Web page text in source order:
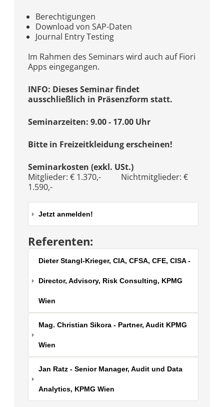
Berechtigungen
Download von SAP-Daten
Journal Entry Testing
Im Rahmen des Seminars wird auch auf Fiori
Apps eingegangen.
INFO: Dieses Seminar findet
ausschließlich in Präsenzform statt.
Seminarzeiten: 9.00 - 17.00 Uhr
Bitte in Freizeitkleidung erscheinen!
Seminarkosten (exkl. USt.)
Mitglieder: € 1.370,- Nichtmitglieder: €
1.590,-
Jetzt anmelden!
Referenten:
Dieter Stangl-Krieger, CIA, CFSA, CFE, CISA -
Director, Advisory, Risk Consulting, KPMG
Wien
Mag. Christian Sikora - Partner, Audit KPMG
Wien
Jan Ratz - Senior Manager, Audit und Data
Analytics, KPMG Wien